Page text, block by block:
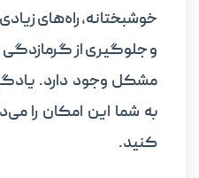
خوشبختانه، راه‌های
و جلوگیری از
مشکل وجود دارد.
به شما این امکان را
کنید.